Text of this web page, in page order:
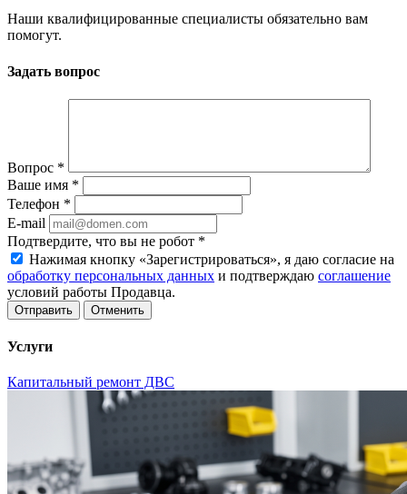
Наши квалифицированные специалисты обязательно вам
помогут.
Задать вопрос
Вопрос *
Ваше имя *
Телефон *
E-mail
Подтвердите, что вы не робот *
Нажимая кнопку «Зарегистрироваться», я даю согласие на
обработку персональных данных и подтверждаю соглашение
условий работы Продавца.
Отменить
Услуги
Капитальный ремонт ДВС